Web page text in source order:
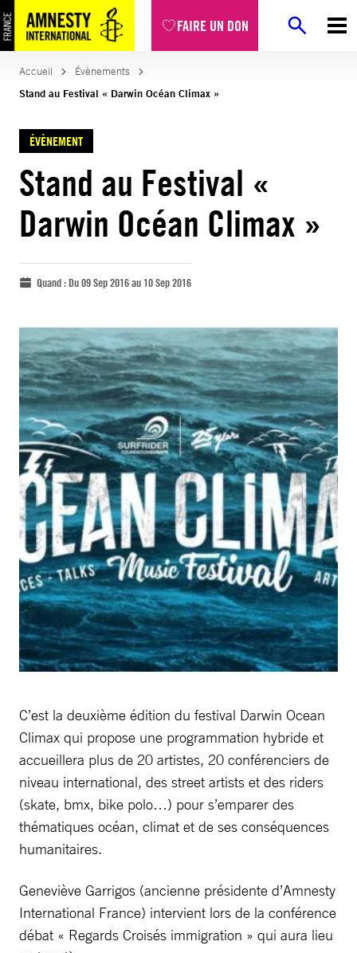
FAIRE UN DON
Accueil
Évènements
Stand au Festival « Darwin Océan Climax »
ÉVÈNEMENT
Stand au Festival «
Darwin Océan Climax »
Quand :Du 09 Sep 2016 au 10 Sep 2016
C’est la deuxième édition du festival Darwin Ocean
Climax qui propose une programmation hybride et
accueillera plus de 20 artistes, 20 conférenciers de
niveau international, des street artists et des riders
(skate, bmx, bike polo…) pour s’emparer des
thématiques océan, climat et de ses conséquences
humanitaires.
Geneviève Garrigos (ancienne présidente d’Amnesty
International France) intervient lors de la conférence
débat « Regards Croisés immigration » qui aura lieu